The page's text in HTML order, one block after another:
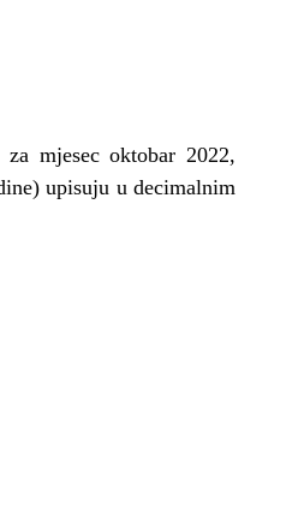
mjesec oktobar 2022,
upisuju u decimalnim